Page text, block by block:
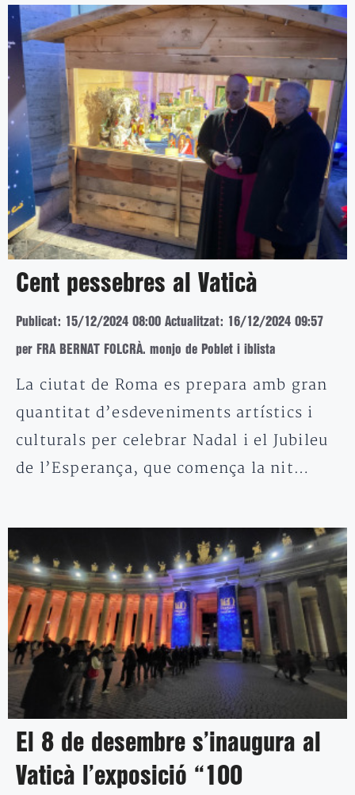
Cent pessebres al Vaticà
Publicat: 15/12/2024 08:00 Actualitzat: 16/12/2024 09:57
per FRA BERNAT FOLCRÀ. monjo de Poblet i iblista
La ciutat de Roma es prepara amb gran
quantitat d’esdeveniments artístics i
culturals per celebrar Nadal i el Jubileu
de l’Esperança, que comença la nit…
El 8 de desembre s’inaugura al
Vaticà l’exposició “100